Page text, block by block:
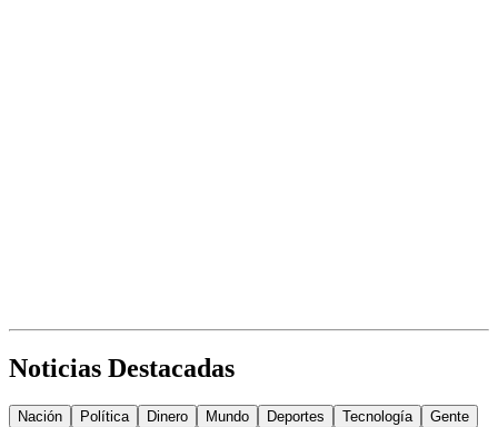
Noticias Destacadas
Nación Política Dinero Mundo Deportes Tecnología Gente